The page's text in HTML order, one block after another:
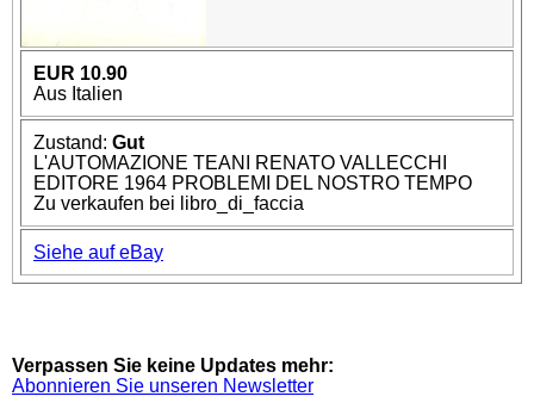
EUR 10.90
Aus Italien
Zustand: Gut
L'AUTOMAZIONE TEANI RENATO VALLECCHI
EDITORE 1964 PROBLEMI DEL NOSTRO TEMPO
Zu verkaufen bei libro_di_faccia
Siehe auf eBay
Verpassen Sie keine Updates mehr:
Abonnieren Sie unseren Newsletter